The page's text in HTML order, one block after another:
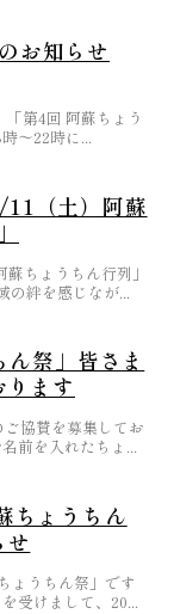
お知らせ
第4回 阿蘇ちょう
〜22時に...
11（土）阿蘇
ちょうちん行列」
の絆を感じなが...
祭」皆さま
ます
協賛を募集してお
前を入れたちょ...
ちょうちん
せ
ょうちん祭」です
受けまして、20...